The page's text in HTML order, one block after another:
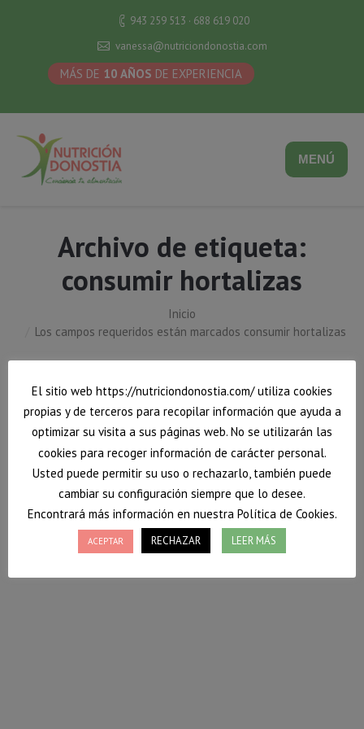
943 259 513 · 688 619 020
vanessa@nutriciondonostia.com
MÁS DE 10 AÑOS DE EXPERIENCIA
MENÚ
Archivo de etiqueta:
consumir hortalizas
Inicio
Los campos requeridos están marcados consumir hortalizas
El sitio web https://nutriciondonostia.com/ utiliza cookies
propias y de terceros para recopilar información que ayuda a
optimizar su visita a sus páginas web. No se utilizarán las
cookies para recoger información de carácter personal.
Usted puede permitir su uso o rechazarlo, también puede
cambiar su configuración siempre que lo desee.
Encontrará más información en nuestra Política de Cookies.
ACEPTAR RECHAZAR LEER MÁS